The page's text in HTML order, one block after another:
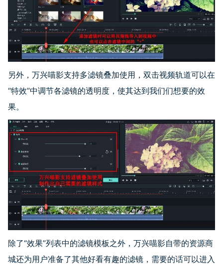
另外，万兴喵影支持多滤镜叠加使用，双击视频轨道可以在
“特效”中调节各滤镜的透明度，使其达到我们们想要的效
果。
除了“效果”列表中的滤镜模板之外，万兴喵影自带的资源商
城还为用户准备了其他好看有趣的滤镜，需要的话可以进入